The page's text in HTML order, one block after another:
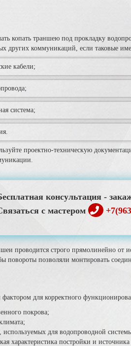
копать траншею под прокладку
других коммуникаций, если таковые
кабели;
система;
проектно-техническую
консультация -
с мастером
проводится строго прямолинейно от
повороты позволяли монтировать
для корректного
покрова;
используемых для водопроводной
характеристика постройки и